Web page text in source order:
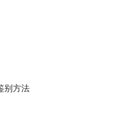
别方法